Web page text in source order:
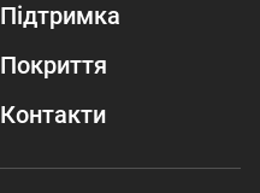
Підтримка
Покриття
Контакти